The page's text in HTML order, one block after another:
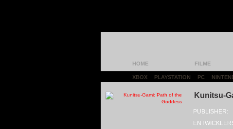
HOME FILME
XBOX PLAYSTATION PC
Kunitsu-
PUBLISHER: